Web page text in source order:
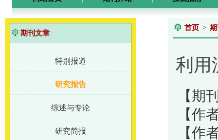
期刊文章
特别报道
研究报告
综述与专论
研究简报
首页 >
利用
【期
【作
【作